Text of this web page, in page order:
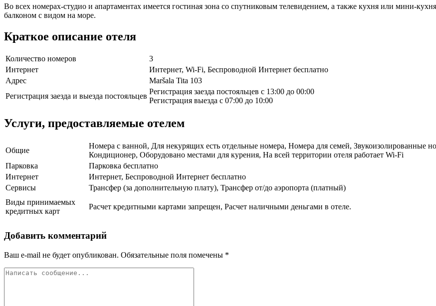
Во всех номерах-студио и апартаментах имеется гостиная зона со спутниковым телевидением, а также кухня или мини-
балконом с видом на море.
Краткое описание отеля
Количество номеров
3
Интернет
Интернет, Wi-Fi, Беспроводной Интернет бесплатно
Адрес
Maršala Tita 103
Регистрация заезда и выезда постояльцев
Регистрация заезда постояльцев с 13:00 до 00:00
Регистрация выезда с 07:00 до 10:00
Услуги, предоставляемые отелем
Общие
Номера с ванной, Для некурящих есть отдельные номера, Номера для семей, Звукоизолированные
Кондиционер, Оборудовано местами для курения, На всей территории отеля работает Wi-Fi
Парковка
Парковка бесплатно
Интернет
Интернет, Беспроводной Интернет бесплатно
Сервисы
Трансфер (за дополнительную плату), Трансфер от/до аэропорта (платный)
Виды принимаемых
кредитных карт
Расчет кредитными картами запрещен, Расчет наличными деньгами в отеле.
Добавить комментарий
Ваш e-mail не будет опубликован. Обязательные поля помечены *